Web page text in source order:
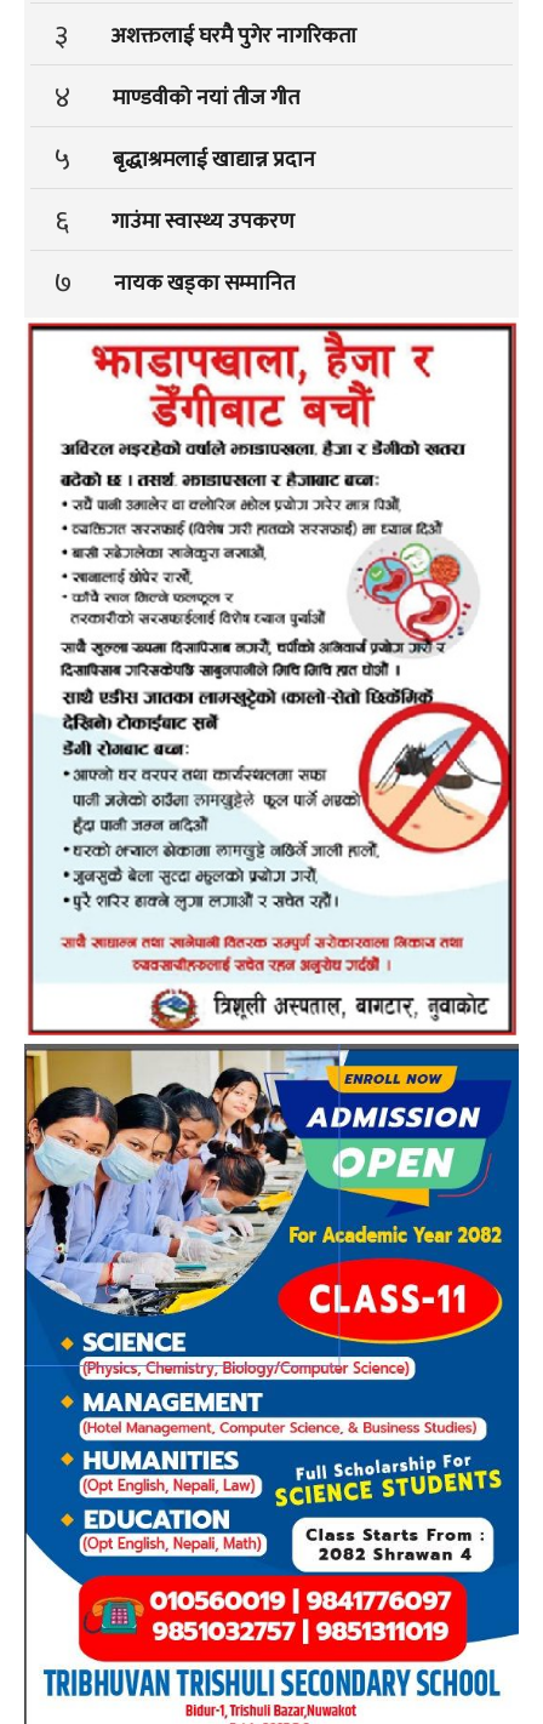
३ अशक्तलाई घरमै पुगेर नागरिकता
४ माण्डवीको नयां तीज गीत
५ बृद्धाश्रमलाई खाद्यान्न प्रदान
६ गाउंमा स्वास्थ्य उपकरण
७ नायक खड्का सम्मानित